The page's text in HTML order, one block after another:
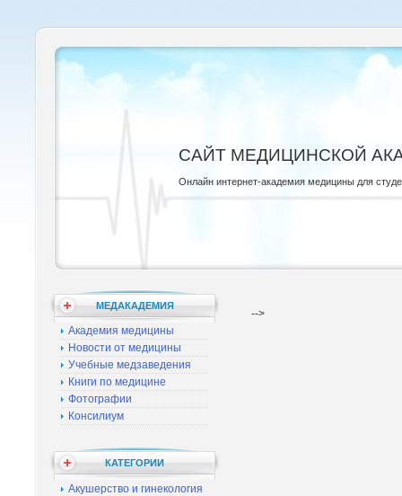
САЙТ МЕДИЦИНСКОЙ
Онлайн интернет-академия медицины для
МЕДАКАДЕМИЯ
Академия медицины
Новости от медицины
Учебные медзаведения
Книги по медицине
Фотографии
Консилиум
КАТЕГОРИИ
Акушерство и гинекология
-->